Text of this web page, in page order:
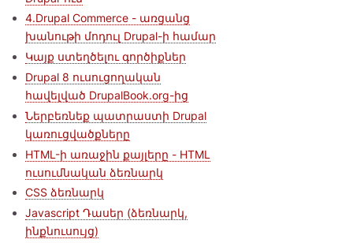
4.Drupal Commerce - առցանց
խանութի մոդուլ Drupal-ի համար
Կայք ստեղծելու գործիքներ
Drupal 8 ուսուցողական
հավելված DrupalBook.org-ից
Ներբեռնեք պատրաստի Drupal
կառուցվածքները
HTML-ի առաջին քայլերը - HTML
ուսումնական ձեռնարկ
CSS ձեռնարկ
Javascript Դասեր (ձեռնարկ,
ինքնուսույց)